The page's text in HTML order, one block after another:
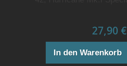
27,90 €
In den Warenkorb